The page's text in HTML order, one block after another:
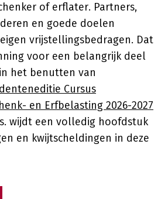
of erflater. Partners,
en goede doelen
vrijstellingsbedragen. Dat
voor een belangrijk deel
het benutten van
Cursus
en Erfbelasting 2026-2027
wijdt een volledig hoofdstuk
en kwijtscheldingen in deze